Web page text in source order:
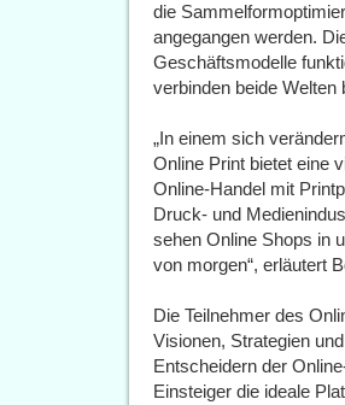
die
angegangen werden.
Geschäftsmodelle
verbinden beide
„In einem sich
Online Print bietet eine
Online-Handel mit
Druck- und
sehen Online Shops in
von morgen“, erläutert
Die Teilnehmer des
Visionen, Strategien
Entscheidern der
Einsteiger die ideale